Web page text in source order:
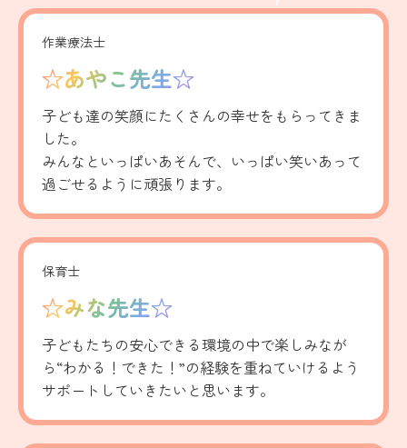
作業療法士
☆あやこ先生☆
子ども達の笑顔にたくさんの幸せをもらってきま
した。
みんなといっぱいあそんで、いっぱい笑いあって
過ごせるように頑張ります。
保育士
☆みな先生☆
子どもたちの安心できる環境の中で楽しみなが
ら“わかる！できた！”の経験を重ねていけるよう
サポートしていきたいと思います。